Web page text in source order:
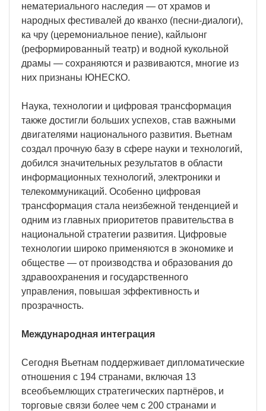
нематериального наследия — от храмов и
народных фестивалей до кванхо (песни-диалоги),
ка чру (церемониальное пение), кайлыонг
(реформированный театр) и водной кукольной
драмы — сохраняются и развиваются, многие из
них признаны ЮНЕСКО.
Наука, технологии и цифровая трансформация
также достигли больших успехов, став важными
двигателями национального развития. Вьетнам
создал прочную базу в сфере науки и технологий,
добился значительных результатов в области
информационных технологий, электроники и
телекоммуникаций. Особенно цифровая
трансформация стала неизбежной тенденцией и
одним из главных приоритетов правительства в
национальной стратегии развития. Цифровые
технологии широко применяются в экономике и
обществе — от производства и образования до
здравоохранения и государственного
управления, повышая эффективность и
прозрачность.
Международная интеграция
Сегодня Вьетнам поддерживает дипломатические
отношения с 194 странами, включая 13
всеобъемлющих стратегических партнёров, и
торговые связи более чем с 200 странами и